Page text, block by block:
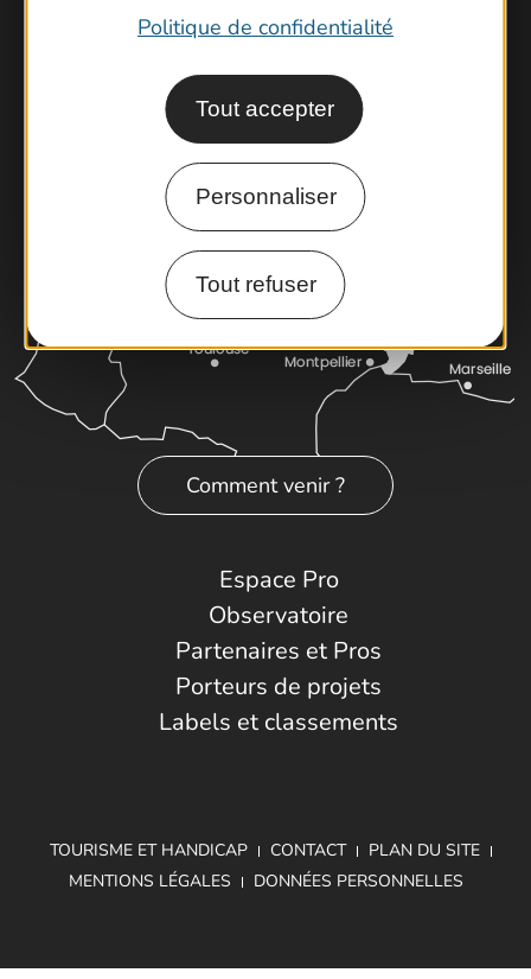
Politique de confidentialité
Tout accepter
Personnaliser
Tout refuser
Brochures
Latitude Gard
Comment venir ?
Espace Pro
Observatoire
Partenaires et Pros
Porteurs de projets
Labels et classements
TOURISME ET HANDICAP CONTACT
PLAN DU SITE
MENTIONS LÉGALES
DONNÉES PERSONNELLES